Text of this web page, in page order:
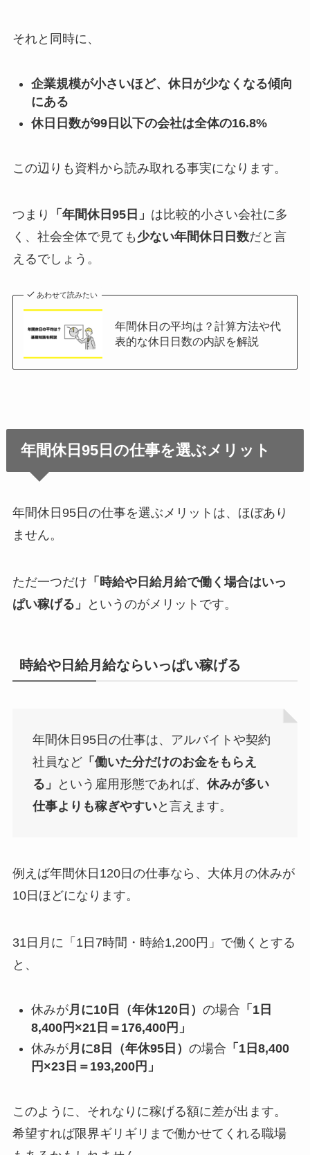
それと同時に、
企業規模が小さいほど、休日が少なくなる傾向
にある
休日日数が99日以下の会社は全体の16.8%
この辺りも資料から読み取れる事実になります。
つまり 「年間休日95日」 は比較的小さい会社に多
く、社会全体で見ても 少ない年間休日日数だと言
えるでしょう。
あわせて読みたい
年間休日の平均は？計算方法や代
表的な休日日数の内訳を解説
年間休日95日の仕事を選ぶメリット
年間休日95日の仕事を選ぶメリットは、ほぼあり
ません。
ただ一つだけ 「時給や日給月給で働く場合はいっ
ぱい稼げる」
というのがメリットです。
時給や日給月給ならいっぱい稼げる
年間休日95日の仕事は、アルバイトや契約
社員など「働いた分だけのお金をもらえ
る」
という雇用形態であれば、 休みが多い
仕事よりも稼ぎやすいと言えます。
例えば年間休日120日の仕事なら、大体月の休みが
10日ほどになります。
31日月に「1日7時間・時給1,200円」で働くとする
と、
休みが月に10日（年休120日） の場合 「1日
8,400円×21日＝176,400円」
休みが月に8日（年休95日） の場合 「1日8,400
円×23日＝193,200円」
このように、それなりに稼げる額に差が出ます。
希望すれば限界ギリギリまで働かせてくれる職場